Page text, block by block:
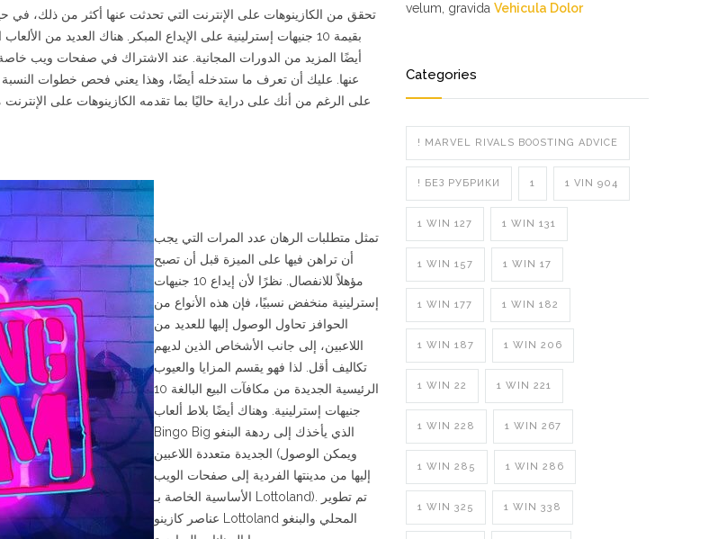
تحقق من الكازينوهات على الإنترنت التي تحدثت عنها أكثر من ذلك،
بقيمة 10 جنيهات إسترلينية على الإيداع المبكر. هناك العديد من
أيضًا المزيد من الدورات المجانية. عند الاشتراك في صفحات ويب خاصة
عنها. عليك أن تعرف ما ستدخله أيضًا، وهذا يعني فحص خطوات النسبة
على الرغم من أنك على دراية حاليًا بما تقدمه الكازينوهات على
تمثل متطلبات الرهان عدد المرات التي يجب
أن تراهن فيها على الميزة قبل أن تصبح
مؤهلاً للانفصال. نظرًا لأن إيداع 10 جنيهات
إسترلينية منخفض نسبيًا، فإن هذه الأنواع من
الحوافز تحاول الوصول إليها للعديد من
اللاعبين، إلى جانب الأشخاص الذين لديهم
تكاليف أقل. لذا فهو يقسم المزايا والعيوب
الرئيسية الجديدة من مكافآت البيع البالغة 10
جنيهات إسترلينية. وهناك أيضًا بلاط ألعاب
Bingo Big الذي يأخذك إلى ردهة البنغو
الجديدة متعددة اللاعبين (ويمكن الوصول
إليها من مدينتها الفردية إلى صفحات الويب
الأساسية الخاصة بـ Lottoland). تم تطوير
عناصر كازينو Lottoland المحلي والبنغو
velum, gravida Vehicula Dolor
Categories
! MARVEL RIVALS BOOSTING ADVICE
! БЕЗ РУБРИКИ 1 1 VIN 904
1 WIN 127 1 WIN 131
1 WIN 157 1 WIN 17
1 WIN 177 1 WIN 182
1 WIN 187 1 WIN 206
1 WIN 22 1 WIN 221
1 WIN 228 1 WIN 267
1 WIN 285 1 WIN 286
1 WIN 325 1 WIN 338